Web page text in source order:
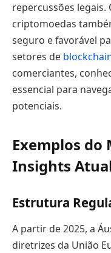
repercussões legais.
criptomoedas
seguro e favorável
setores de
comerciantes,
essencial para
potenciais.
Exemplos do
Insights
Estrutura
A partir de 2025, a
diretrizes da União